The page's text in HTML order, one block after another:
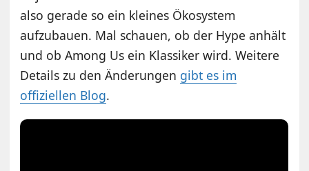
also gerade so ein kleines Ökosystem
aufzubauen. Mal schauen, ob der Hype anhält
und ob Among Us ein Klassiker wird. Weitere
Details zu den Änderungen gibt es im
offiziellen Blog.